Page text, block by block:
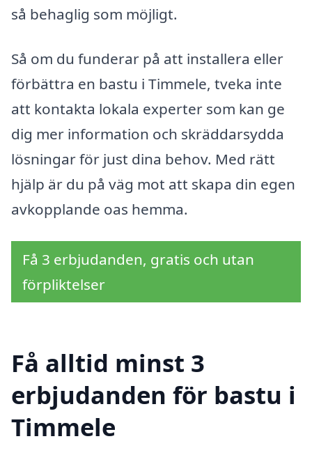
så behaglig som möjligt.
Så om du funderar på att installera eller
förbättra en bastu i Timmele, tveka inte
att kontakta lokala experter som kan ge
dig mer information och skräddarsydda
lösningar för just dina behov. Med rätt
hjälp är du på väg mot att skapa din egen
avkopplande oas hemma.
Få 3 erbjudanden, gratis och utan
förpliktelser
Få alltid minst 3
erbjudanden för bastu i
Timmele